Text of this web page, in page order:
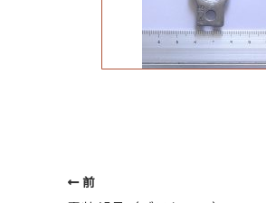
前